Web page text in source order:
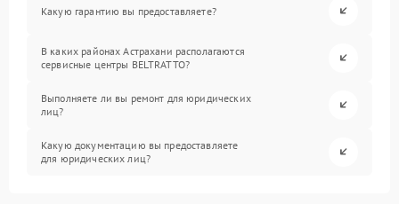
Какую гарантию вы предоставляете?
В каких районах Астрахани располагаются
сервисные центры BELTRATTO?
Выполняете ли вы ремонт для юридических
лиц?
Какую документацию вы предоставляете
для юридических лиц?